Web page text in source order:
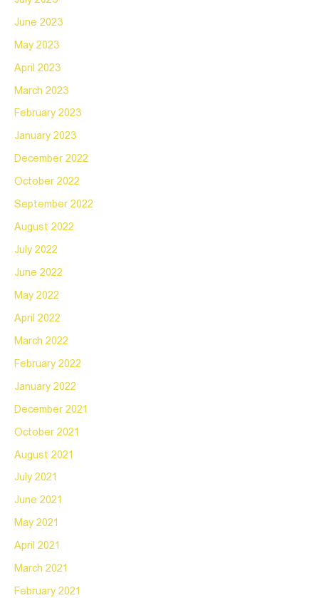
June 2023
May 2023
April 2023
March 2023
February 2023
January 2023
December 2022
October 2022
September 2022
August 2022
July 2022
June 2022
May 2022
April 2022
March 2022
February 2022
January 2022
December 2021
October 2021
August 2021
July 2021
June 2021
May 2021
April 2021
March 2021
February 2021